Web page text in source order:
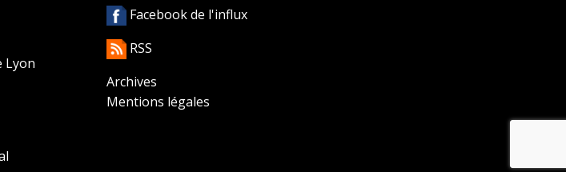
Lyon
Facebook de l'influx
RSS
Archives
Mentions légales